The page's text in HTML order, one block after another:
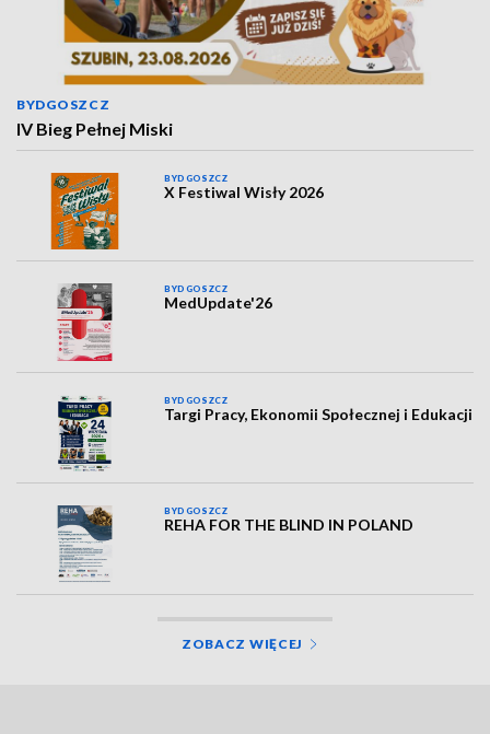
BYDGOSZCZ
IV Bieg Pełnej Miski
BYDGOSZCZ
X Festiwal Wisły 2026
BYDGOSZCZ
MedUpdate'26
BYDGOSZCZ
Targi Pracy, Ekonomii Społecznej i Edukacji
BYDGOSZCZ
REHA FOR THE BLIND IN POLAND
ZOBACZ WIĘCEJ